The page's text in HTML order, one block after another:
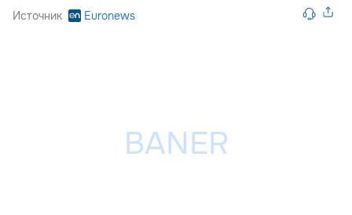
Источник Euronews